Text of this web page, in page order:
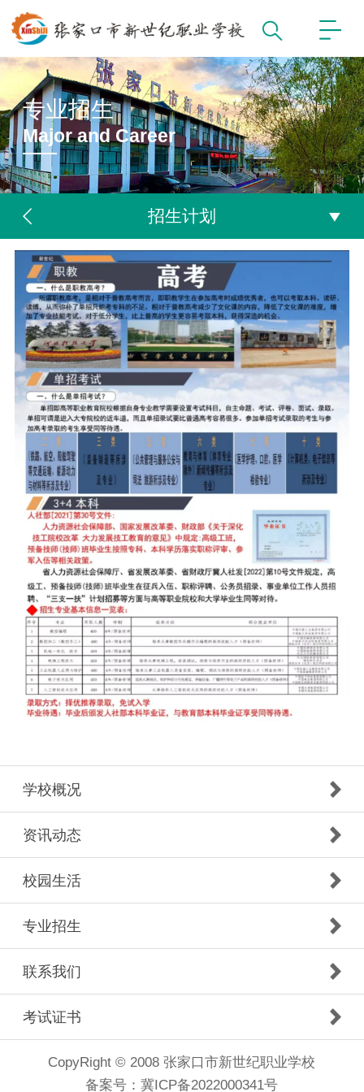
专业招生
Major and Career
招生计划
学校概况
资讯动态
校园生活
专业招生
联系我们
考试证书
CopyRight © 2008 张家口市新世纪职业学校
备案号：冀ICP备2022000341号